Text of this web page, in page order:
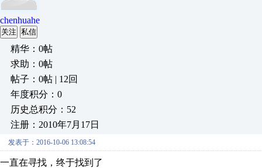
chenhuahe
关注 私信
精华：0帖
求助：0帖
帖子：0帖 | 12回
年度积分：0
历史总积分：52
注册：2010年7月17日
发表于：2016-10-06 13:08:54
一直在寻找，终于找到了